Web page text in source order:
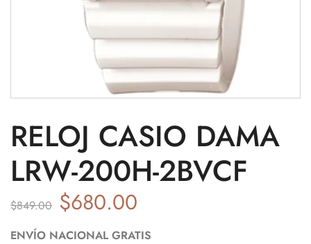
RELOJ CASIO DAMA
LRW-200H-2BVCF
$849.00 $680.00
ENVÍO NACIONAL GRATIS